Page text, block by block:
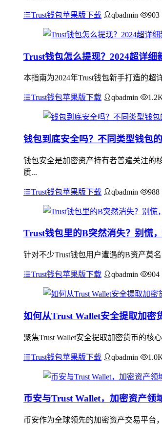
Trust钱包苹果版下载 qbadmin 903
Trust钱包怎么提现？2024超详细
本指南为2024年Trust钱包新手打造的
Trust钱包苹果版下载 qbadmin
钱包到底安全吗？不同类型钱包
钱包安全是加密资产持有者普遍关注的
质...
Trust钱包苹果版下载 qbadmin 988
Trust钱包里的B突然消失？别慌
针对不少Trust钱包用户遭遇的B资产莫
Trust钱包苹果版下载 qbadmin 904
如何从Trust Wallet安全提取加密
聚焦Trust Wallet安全提取加密货币的核
Trust钱包苹果版下载 qbadmin
币安与Trust Wallet，加密资产领
币安作为全球领先的加密资产交易平台